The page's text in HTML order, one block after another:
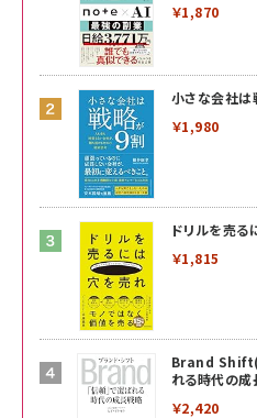
￥1,870
小さな会社
￥1,980
ドリルを売
￥1,815
Brand Shift(
れる時代の成
￥2,420